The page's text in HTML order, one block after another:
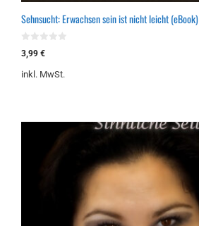
Sehnsucht: Erwachsen sein ist nicht leicht (eBook)
0
v
n
3,99 €
inkl. MwSt.